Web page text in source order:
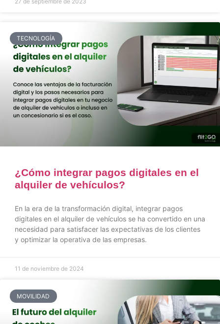
TECNOLOGÍA
¿Cómo integrar pagos digitales en el
alquiler de vehículos?
En la era de la transformación digital, integrar pagos
digitales en el alquiler de vehículos se ha convertido en una
necesidad para satisfacer las expectativas de los clientes
y optimizar la operativa de las empresas.
11 de noviembre de 2024
MOVILIDAD